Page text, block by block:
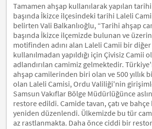
Tamamen ahşap kullanılarak yapılan
başında İkizce ilçesindeki tarihi Laleli
belirten Vali Balkanlıoğlu, “Tarihi ahşap
başında İkizce ilçemizde bulunan ve
motifinden adını alan Laleli Camii bir diğer
kullanılmadan yapıldığı için Çivisiz Camii
adlandırılan camimiz gelmektedir.
ahşap camilerinden biri olan ve 500 yıllık
olan Laleli Camisi, Ordu Valiliği'nin
Samsun Vakıflar Bölge Müdürlüğünce
restore edildi. Camide tavan, çatı ve
yeniden düzenlendi. Ülkemizde bu tür
az rastlanmakta. Daha önce ciddi bir